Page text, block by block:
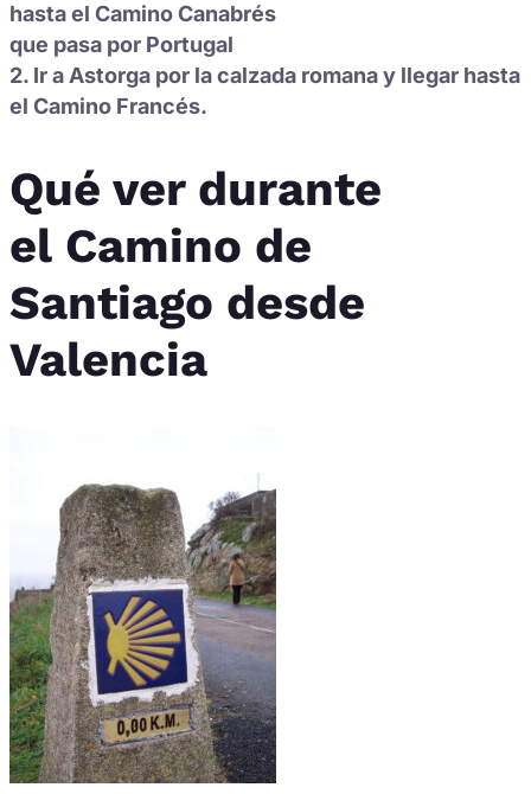
hasta el Camino Canabrés
que pasa por Portugal
2. Ir a Astorga por la calzada romana y llegar hasta
el Camino Francés.
Qué ver durante
el Camino de
Santiago desde
Valencia